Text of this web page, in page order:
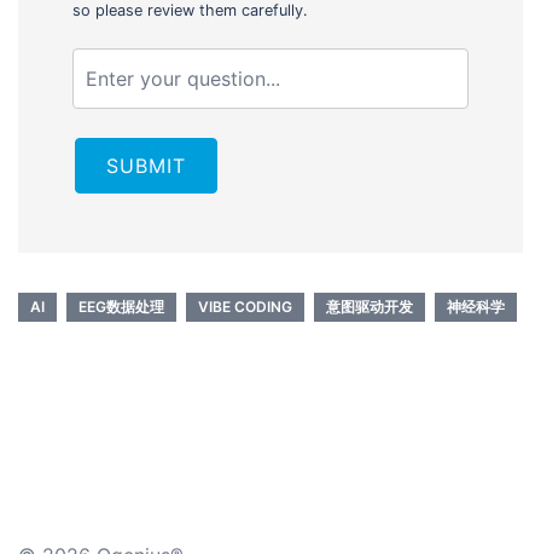
so please review them carefully.
SUBMIT
AI EEG数据处理 VIBE CODING 意图驱动开发 神经科学